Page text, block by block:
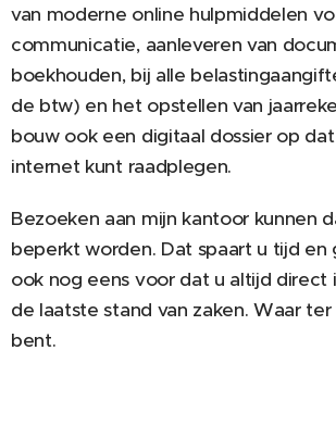
van moderne online hulpmiddelen
communicatie, aanleveren van
boekhouden, bij alle
de btw) en het opstellen van
bouw ook een digitaal dossier op
internet kunt raadplegen.
Bezoeken aan mijn kantoor kunnen
beperkt worden. Dat spaart u tijd en
ook nog eens voor dat u altijd direct
de laatste stand van zaken. Waar
bent.